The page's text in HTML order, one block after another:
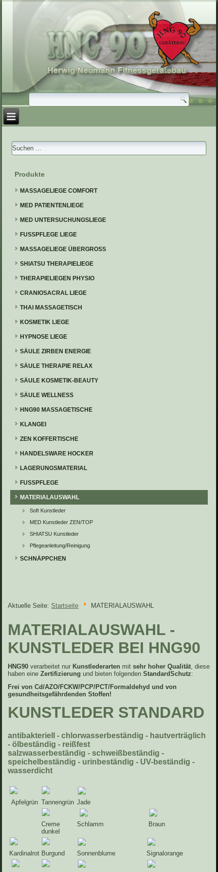
Produkte
MASSAGELIEGE COMFORT
MED PATIENTENLIEGE
MED UNTERSUCHUNGSLIEGE
FUSSPFLEGE LIEGE
MASSAGELIEGE ÜBERGROSS
SHIATSU THERAPIELIEGE
THERAPIELIEGEN PHYSIO
CRANIOSACRAL LIEGE
THAI MASSAGETISCH
KOSMETIK LIEGE
HYPNOSE LIEGE
SÄULE ZIRBEN ENERGIE
SÄULE THERAPIE RELAX
SÄULE KOSMETIK-BEAUTY
SÄULE WELLNESS
HNG90 MASSAGETISCHE
KLANGEI
ZEN KOFFERTISCHE
HANDELSWARE HOCKER
LAGERUNGSMATERIAL
FUSSPFLEGE
MATERIALAUSWAHL
Soft Kunstleder
MED Kunstleder ZEN/TOP
SHIATSU Kunstleder
Pflegeanleitung/Reinigung
SCHNÄPPCHEN
Aktuelle Seite: Startseite MATERIALAUSWAHL
MATERIALAUSWAHL -
KUNSTLEDER BEI HNG90
HNG90 verarbeitet nur Kunstlederarten mitsehr hoher Qualität, diese
haben eineZertifizierung und bieten folgendenStandardSchutz:
Frei von Cd/AZO/FCKW/PCP/PCT/Formaldehyd und von
gesundheitsgefährdenden Stoffen!
KUNSTLEDER STANDARD
antibakteriell - chlorwasserbeständig - hautverträglich
- ölbeständig - reißfest
salzwasserbeständig - schweißbeständig -
speichelbeständig - urinbeständig - UV-beständig -
wasserdicht
Apfelgrün Tannengrün Jade
Creme
dunkel
Schlamm Braun
Kardinalrot Burgund Sonnenblume Signalorange